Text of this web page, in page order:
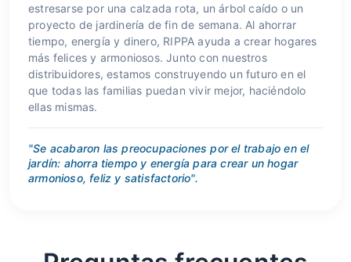
estresarse por una calzada rota, un árbol caído o un
proyecto de jardinería de fin de semana. Al ahorrar
tiempo, energía y dinero, RIPPA ayuda a crear hogares
más felices y armoniosos. Junto con nuestros
distribuidores, estamos construyendo un futuro en el
que todas las familias puedan vivir mejor, haciéndolo
ellas mismas.
"Se acabaron las preocupaciones por el trabajo en el
jardín: ahorra tiempo y energía para crear un hogar
armonioso, feliz y satisfactorio".